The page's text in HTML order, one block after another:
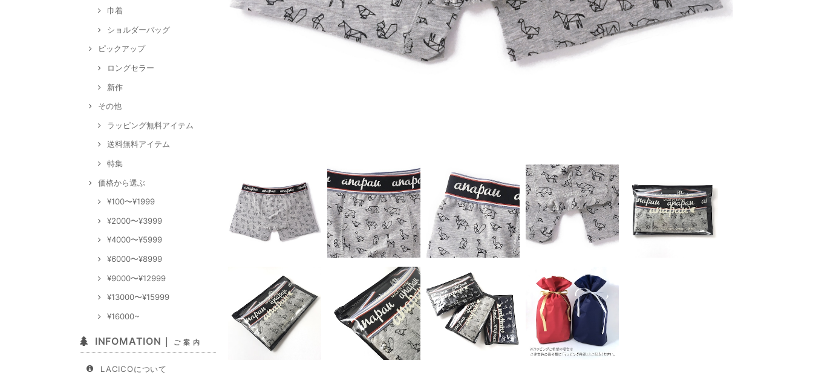
巾着
ショルダーバッグ
ピックアップ
ロングセラー
新作
その他
ラッピング無料アイテム
送料無料アイテム
特集
価格から選ぶ
¥100〜¥1999
¥2000〜¥3999
¥4000〜¥5999
¥6000〜¥8999
¥9000〜¥12999
¥13000〜¥15999
¥16000~
INFOMATION｜ ご 案 内
LACICOについて